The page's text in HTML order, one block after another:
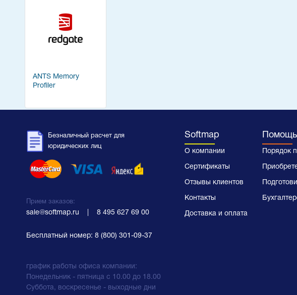
ANTS Memory
Profiler
Безналичный расчет для
юридических лиц
Прием заказов:
sale@softmap.ru 8 495 627 69 00
Бесплатный номер: 8 (800) 301-09-37
график работы офиса компании:
Понедельник - пятница с 10.00 до 18.00
Суббота, воскресенье - выходные дни
Softmap
О компании
Сертификаты
Отзывы клиентов
Контакты
Доставка и оплата
Помощь
Порядок